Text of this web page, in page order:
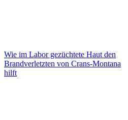
Wie im Labor gezüchtete Haut den
Brandverletzten von Crans-Montana
hilft